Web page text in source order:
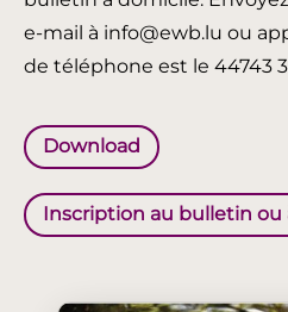
e-mail à info@ewb.lu ou
de téléphone est le 44743
Download
Inscription au bulletin ou